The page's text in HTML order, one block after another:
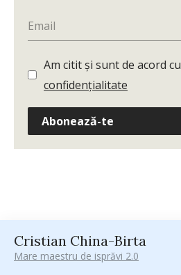
Am citit și sunt de acord cu
confidențialitate
Abonează-te
Cristian China-Birta
Mare maestru de isprăvi 2.0